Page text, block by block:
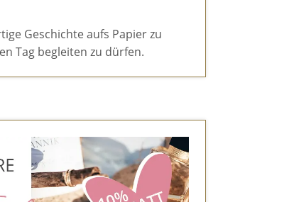
Geschichte aufs Papier zu
Tag begleiten zu dürfen.